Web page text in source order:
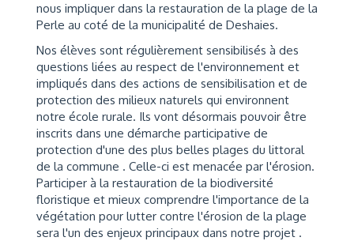
nous impliquer dans la restauration de la plage de la
Perle au coté de la municipalité de Deshaies.
Nos élèves sont régulièrement sensibilisés à des
questions liées au respect de l'environnement et
impliqués dans des actions de sensibilisation et de
protection des milieux naturels qui environnent
notre école rurale. Ils vont désormais pouvoir être
inscrits dans une démarche participative de
protection d'une des plus belles plages du littoral
de la commune . Celle-ci est menacée par l'érosion.
Participer à la restauration de la biodiversité
floristique et mieux comprendre l'importance de la
végétation pour lutter contre l'érosion de la plage
sera l'un des enjeux principaux dans notre projet .